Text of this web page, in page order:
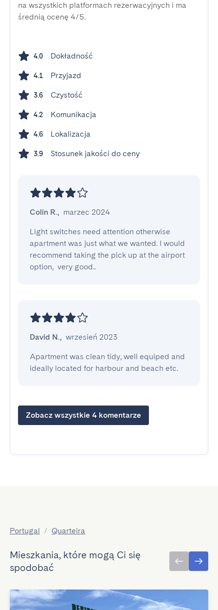
na wszystkich platformach rezerwacyjnych i ma
średnią ocenę 4/5.
4.0 Dokładność
4.1 Przyjazd
3.6 Czystość
4.2 Komunikacja
4.6 Lokalizacja
3.9 Stosunek jakości do ceny
Colin R., marzec 2024
Light switches need attention otherwise
apartment was just what we wanted. I would
recommend taking the pick up at the airport
option,  very good..
David N., wrzesień 2023
Apartment was clean tidy, well equiped and
ideally located for harbour and beach etc.
Zobacz wszystkie 4 komentarze
Portugal / Quarteira
Mieszkania, które mogą Ci się
spodobać